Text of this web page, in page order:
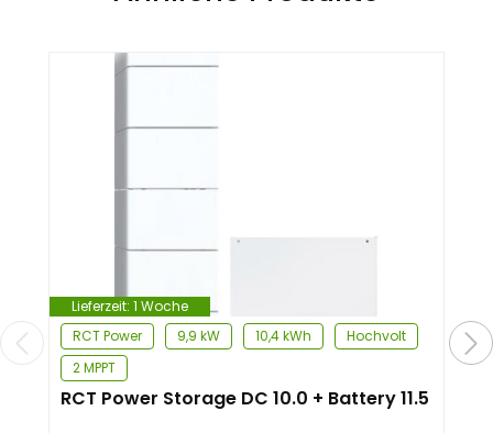
Lieferzeit: 1 Woche
RCT Power
9,9 kW 10,4 kWh
Hochvolt
2 MPPT
RCT Power Storage DC 10.0 + Battery 11.5